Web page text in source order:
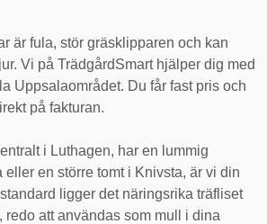
är fula, stör gräsklipparen och kan
Vi på TrädgårdSmart hjälper dig med
Uppsalaområdet. Du får fast pris och
på fakturan.
i Luthagen, har en lummig
eller en större tomt i Knivsta, är vi din
ligger det näringsrika träfliset
redo att användas som mull i dina